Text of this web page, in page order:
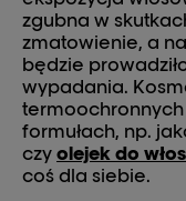
zgubna w
zmatowienie, a
będzie
wypadania.
formułach, np.
czy olejek do
coś dla siebie.